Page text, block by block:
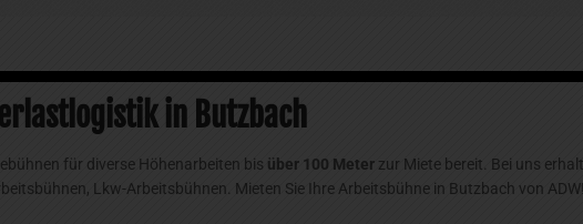
in Butzbach
für diverse Höhenarbeiten bis über 100 Meter zur Miete bereit. Bei uns
Lkw-Arbeitsbühnen. Mieten Sie Ihre Arbeitsbühne in Butzbach von ADW!